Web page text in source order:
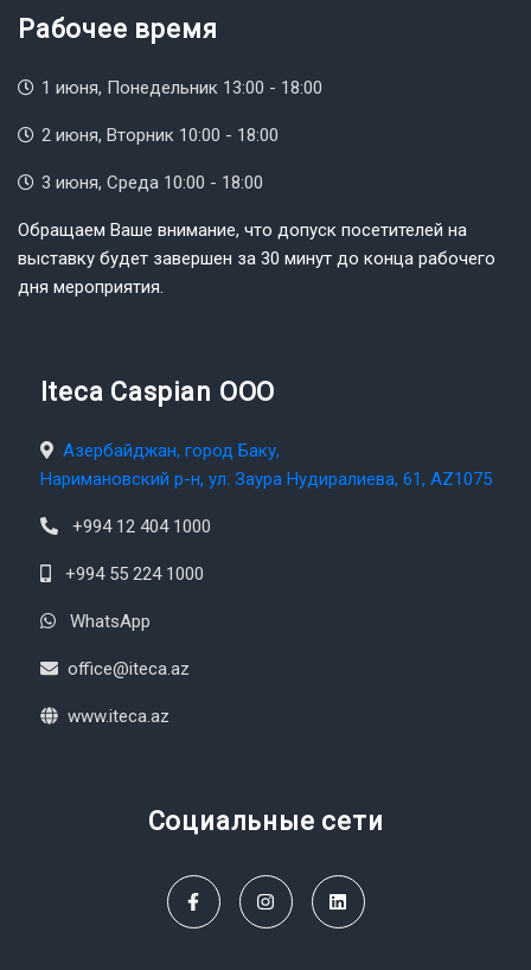
Рабочее время
1 июня, Понедельник 13:00 - 18:00
2 июня, Вторник 10:00 - 18:00
3 июня, Среда 10:00 - 18:00
Обращаем Ваше внимание, что допуск посетителей на
выставку будет завершен за 30 минут до конца рабочего
дня мероприятия.
Iteca Caspian OOO
Азербайджан, город Баку,
Наримановский р-н, ул. Заура Нудиралиева, 61, AZ1075
+994 12 404 1000
+994 55 224 1000
WhatsApp
office@iteca.az
www.iteca.az
Социальные сети